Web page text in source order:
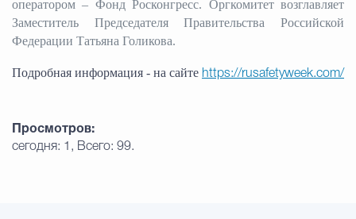
оператором – Фонд Росконгресс. Оргкомитет возглавляет
Заместитель Председателя Правительства Российской
Федерации Татьяна Голикова.
Подробная информация - на сайте https://rusafetyweek.com/
Просмотров:
сегодня: 1, Всего: 99.